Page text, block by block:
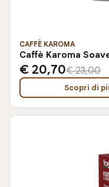
CAFFÈ KAROMA
Caffè Karoma
€ 20,70€ 23,00
Scopri di